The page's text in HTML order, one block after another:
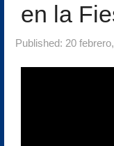
en la
Published: 20